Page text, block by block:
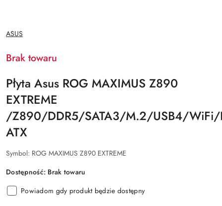
NAZWA
PRODUCENTA:
ASUS
Brak towaru
Płyta Asus ROG MAXIMUS Z890
EXTREME
/Z890/DDR5/SATA3/M.2/USB4/WiFi/
ATX
Symbol: ROG MAXIMUS Z890 EXTREME
Dostępność: Brak towaru
Powiadom gdy produkt będzie dostępny